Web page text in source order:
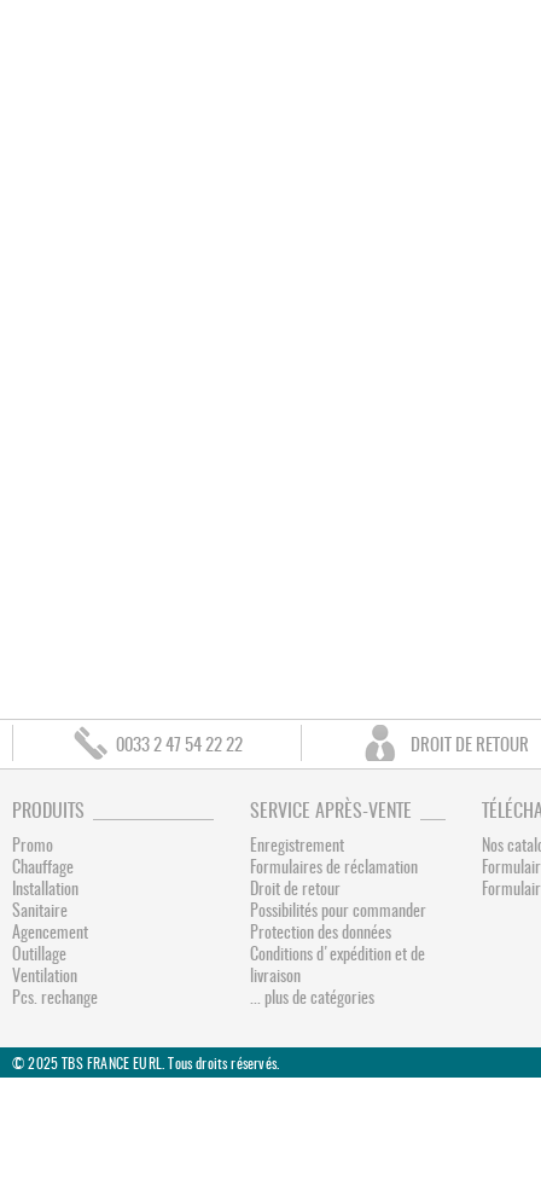
0033 2 47 54 22 22 DROIT DE RETOUR
PRODUITS
Promo
Chauffage
Installation
Sanitaire
Agencement
Outillage
Ventilation
Pcs. rechange
SERVICE APRÈS-VENTE
Enregistrement
Formulaires de réclamation
Droit de retour
Possibilités pour commander
Protection des données
Conditions d'expédition et de
livraison
... plus de catégories
Nos
© 2025 TBS FRANCE EURL. Tous droits réservés.